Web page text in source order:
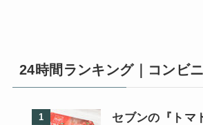
24時間ランキング｜コンビニ
セブンの『トマ